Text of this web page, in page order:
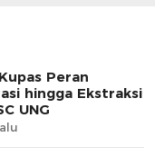
Peran
hingga Ekstraksi
UNG